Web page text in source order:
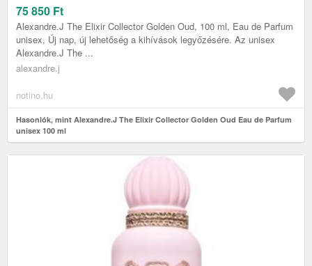
75 850 Ft
Alexandre.J The Elixir Collector Golden Oud, 100 ml, Eau de Parfum
unisex, Új nap, új lehetőség a kihívások legyőzésére. Az unisex
Alexandre.J The ...
alexandre.j
notino.hu
Hasonlók, mint Alexandre.J The Elixir Collector Golden Oud Eau de Parfum
unisex 100 ml